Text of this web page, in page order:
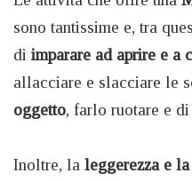
sono tantissime e, tra
di imparare ad aprire e a
allacciare e slacciare le
oggetto, farlo ruotare e
Inoltre, la leggerezza e